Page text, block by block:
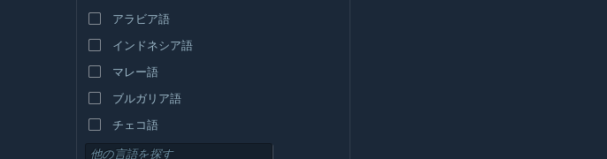
アラビア語
インドネシア語
マレー語
ブルガリア語
チェコ語
デンマーク語